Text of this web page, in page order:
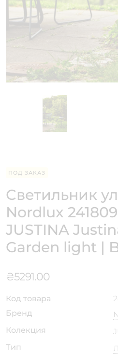
ПОД ЗАКАЗ
Светильник
Nordlux
JUSTINA
Garden light |
₴5291.00
Код товара
Бренд
Колекция
Тип